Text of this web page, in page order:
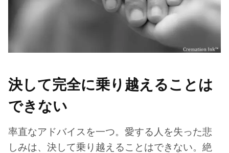
決して完全に乗り越えることは
できない
率直なアドバイスを一つ。愛する人を失った悲
しみは、決して乗り越えることはできない。絶